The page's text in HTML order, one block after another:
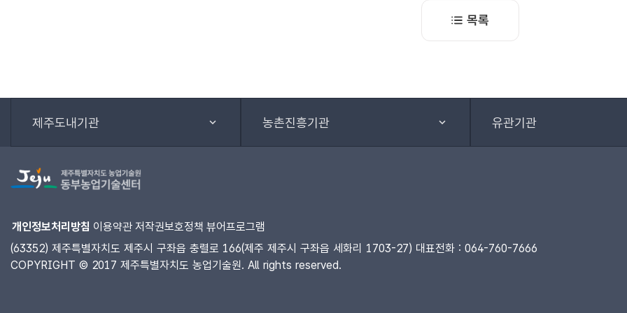
목록
제주도내기관 농촌진흥기관 유관기관
개인정보처리방침 이용약관 저작권보호정책 뷰어프로그램
(63352) 제주특별자치도 제주시 구좌읍 충렬로 166(제주 제주시 구좌읍 세화리 1703-27) 대표전화 : 064-760-7666
COPYRIGHT © 2017 제주특별자치도 농업기술원. All rights reserved.